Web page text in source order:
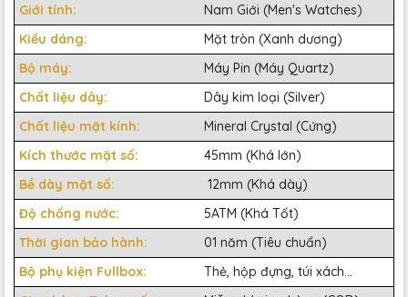
Giới tính:
Nam Giới (Men's Watches)
Kiểu dáng:
Mặt tròn (Xanh dương)
Bộ máy:
Máy Pin (Máy Quartz)
Chất liệu dây:
Dây kim loại (Silver)
Chất liệu mặt kính:
Mineral Crystal (Cứng)
Kích thước mặt số:
45mm (Khá lớn)
Bề dày mặt số:
12mm (Khá dày)
Độ chống nước:
5ATM (Khá Tốt)
Thời gian bảo hành:
01 năm (Tiêu chuẩn)
Bộ phụ kiện Fullbox:
Thẻ, hộp đựng, túi xách...